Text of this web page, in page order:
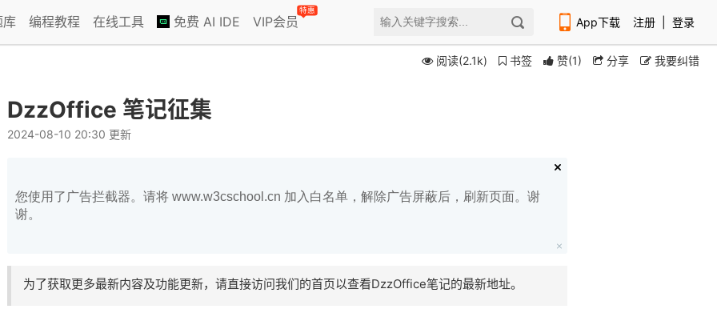
库 编程教程 在线工具 免费 AI IDE VIP会员
特惠
App下载 注册 登录
阅读(2.1k) 书签 赞(1) 分享 我要纠错
DzzOffice 笔记征集
2024-08-10 20:30 更新
您使用了广告拦截器。请将 www.w3cschool.cn 加入白名单，解除广告屏蔽后，刷新页面。谢
谢。
为了获取更多最新内容及功能更新，请直接访问我们的首页以查看DzzOffice笔记的最新地址。